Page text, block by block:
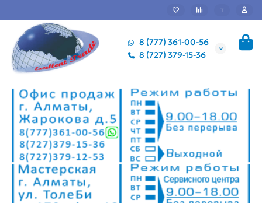
₸
8 (777) 361-00-56
8 (727) 379-15-36